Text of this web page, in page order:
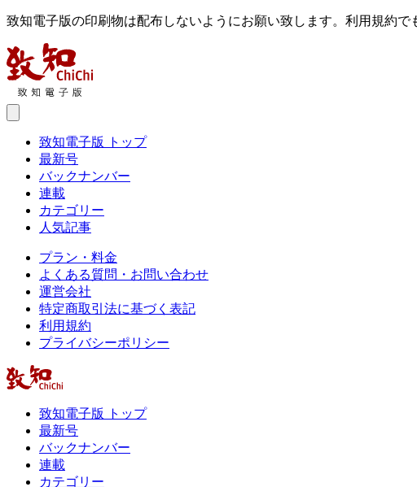
致知電子版の印刷物は配布しないようにお願い致します。利用規約で
致知電子版 トップ
最新号
バックナンバー
連載
カテゴリー
人気記事
プラン・料金
よくある質問・お問い合わせ
運営会社
特定商取引法に基づく表記
利用規約
プライバシーポリシー
致知電子版 トップ
最新号
バックナンバー
連載
カテゴリー